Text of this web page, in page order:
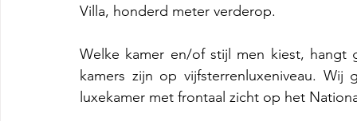
Villa, honderd meter verderop.
Welke kamer en/of stijl men kiest, hangt
kamers zijn op vijfsterrenluxeniveau.
luxekamer met frontaal zicht op het